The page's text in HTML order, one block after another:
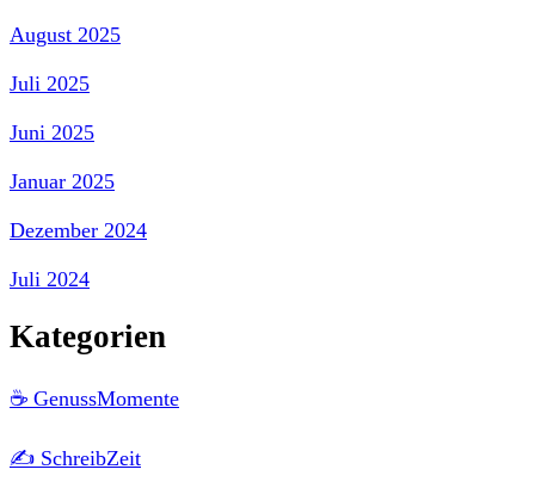
August 2025
Juli 2025
Juni 2025
Januar 2025
Dezember 2024
Juli 2024
Kategorien
☕ GenussMomente
✍️ SchreibZeit